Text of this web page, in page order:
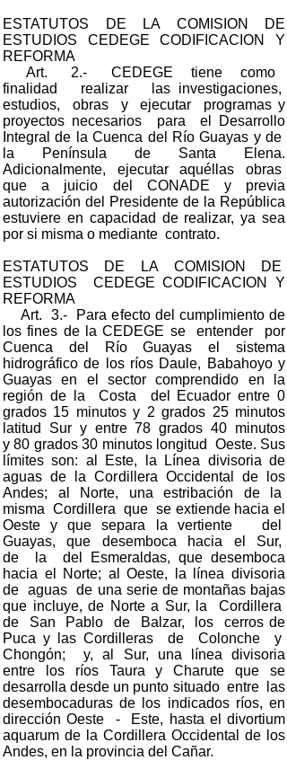
ESTATUTOS DE LA COMISION DE
ESTUDIOS CEDEGE CODIFICACION Y
REFORMA
Art. 2.- CEDEGE tiene como
finalidad realizar las investigaciones,
estudios, obras y ejecutar programas y
proyectos necesarios para el Desarrollo
Integral de la Cuenca del Río Guayas y de
la Península de Santa Elena.
Adicionalmente, ejecutar aquéllas obras
que a juicio del CONADE y previa
autorización del Presidente de la República
estuviere en capacidad de realizar, ya sea
por si misma o mediante contrato.
ESTATUTOS DE LA COMISION DE
ESTUDIOS CEDEGE CODIFICACION Y
REFORMA
Art. 3.- Para efecto del cumplimiento de
los fines de la CEDEGE se entender por
Cuenca del Río Guayas el sistema
hidrográfico de los ríos Daule, Babahoyo y
Guayas en el sector comprendido en la
región de la Costa del Ecuador entre 0
grados 15 minutos y 2 grados 25 minutos
latitud Sur y entre 78 grados 40 minutos
y 80 grados 30 minutos longitud Oeste. Sus
límites son: al Este, la Línea divisoria de
aguas de la Cordillera Occidental de los
Andes; al Norte, una estribación de la
misma Cordillera que se extiende hacia el
Oeste y que separa la vertiente del
Guayas, que desemboca hacia el Sur,
de la del Esmeraldas, que desemboca
hacia el Norte; al Oeste, la línea divisoria
de aguas de una serie de montañas bajas
que incluye, de Norte a Sur, la Cordillera
de San Pablo de Balzar, los cerros de
Puca y las Cordilleras de Colonche y
Chongón; y, al Sur, una línea divisoria
entre los ríos Taura y Charute que se
desarrolla desde un punto situado entre las
desembocaduras de los indicados ríos, en
dirección Oeste - Este, hasta el divortium
aquarum de la Cordillera Occidental de los
Andes, en la provincia del Cañar.